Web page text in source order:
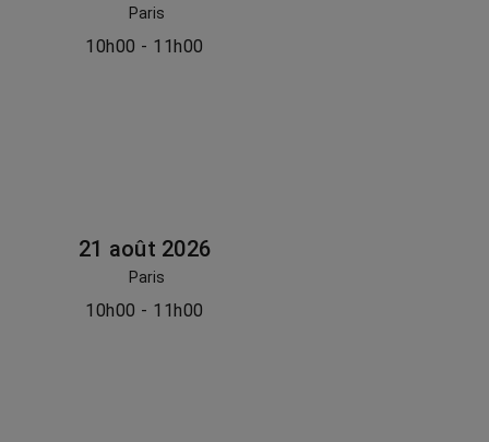
Paris
10h00 - 11h00
21 août 2026
Paris
10h00 - 11h00